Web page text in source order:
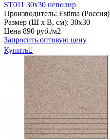
ST011 30х30 неполир
Производитель: Estima (Россия)
Размер (Ш х В, см): 30х30
Цена 890 руб./м2
Запросить оптовую цену
Купить